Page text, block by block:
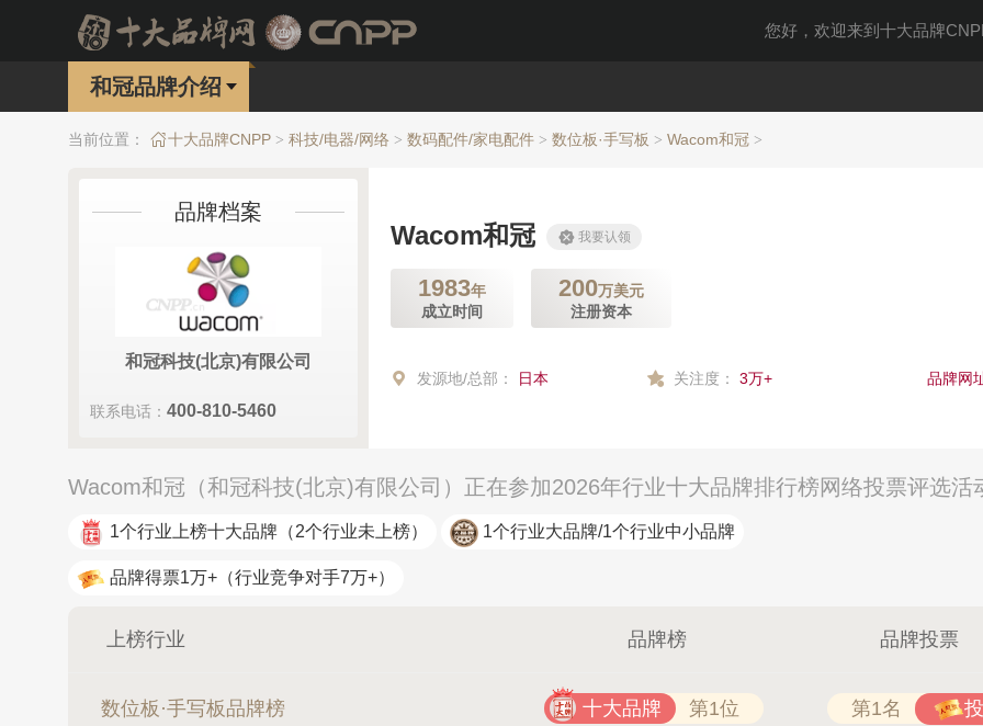
您好，欢迎来到十大品牌
和冠品牌介绍
当前位置： 十大品牌CNPP > 科技/电器/网络 > 数码配件/家电配件 > 数位板·手写板 > Wacom和冠 >
品牌档案
和冠科技(北京)有限公司
联系电话： 400-810-5460
Wacom和冠 我要认领
1983年
成立时间
200万美元
注册资本
发源地/总部： 日本 关注度： 3万+ 品牌网
Wacom和冠（和冠科技(北京)有限公司）正在参加2026年行业十大品牌排行榜网络投票评选活
1个行业上榜十大品牌 （2个行业未上榜） 1个行业大品牌/1个行业中小品牌
品牌得票1万+ （行业竞争对手7万+）
上榜行业 品牌榜 品牌投票
数位板·手写板品牌榜 十大品牌 第1位 第1名